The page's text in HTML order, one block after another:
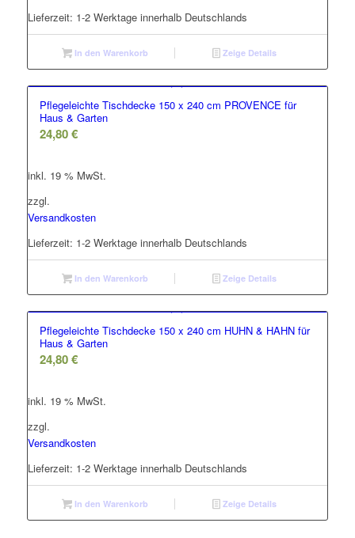
Lieferzeit: 1-2 Werktage innerhalb Deutschlands
In den Warenkorb Zeige Details
Pflegeleichte Tischdecke 150 x 240 cm PROVENCE für
Haus & Garten
24,80€
inkl. 19 % MwSt.
zzgl.
Versandkosten
Lieferzeit: 1-2 Werktage innerhalb Deutschlands
In den Warenkorb Zeige Details
Pflegeleichte Tischdecke 150 x 240 cm HUHN & HAHN für
Haus & Garten
24,80€
inkl. 19 % MwSt.
zzgl.
Versandkosten
Lieferzeit: 1-2 Werktage innerhalb Deutschlands
In den Warenkorb Zeige Details